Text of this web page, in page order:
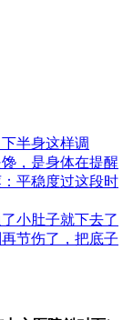
半身这样调
，是身体在提醒
平稳度过这段时
小肚子就下去了
节伤了，把底子